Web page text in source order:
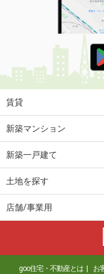
賃貸
新築マンション
新築一戸建て
土地を探す
店舗/事業用
goo住宅・不動産とは お